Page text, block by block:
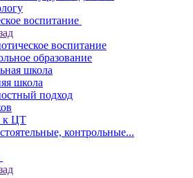
воспитание
воспитание
образование
школа
школа
подход
к ЦТ
контрольные...